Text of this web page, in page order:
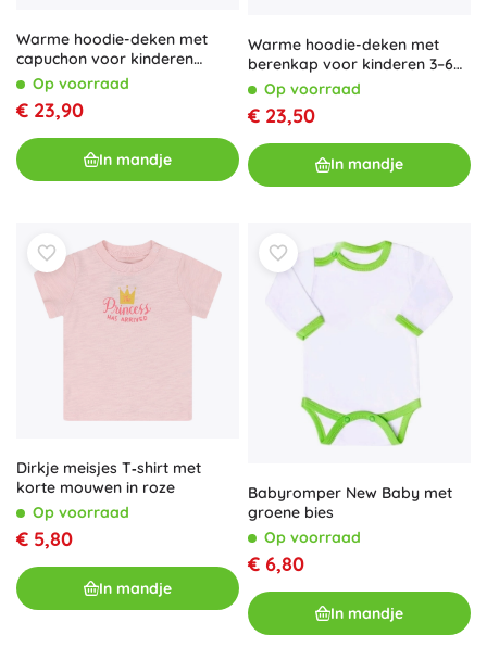
Warme hoodie-deken met
capuchon voor kinderen
capibara 3–6 jaar van Cozy
Noxxiez
Op voorraad
€ 23,90
In mandje
Warme hoodie-deken met
berenkap voor kinderen 3–6
jaar Cozy Noxxiez
Op voorraad
€ 23,50
In mandje
Dirkje meisjes T‑shirt met
korte mouwen in roze
Op voorraad
€ 5,80
In mandje
Babyromper New Baby met
groene bies
Op voorraad
€ 6,80
In mandje